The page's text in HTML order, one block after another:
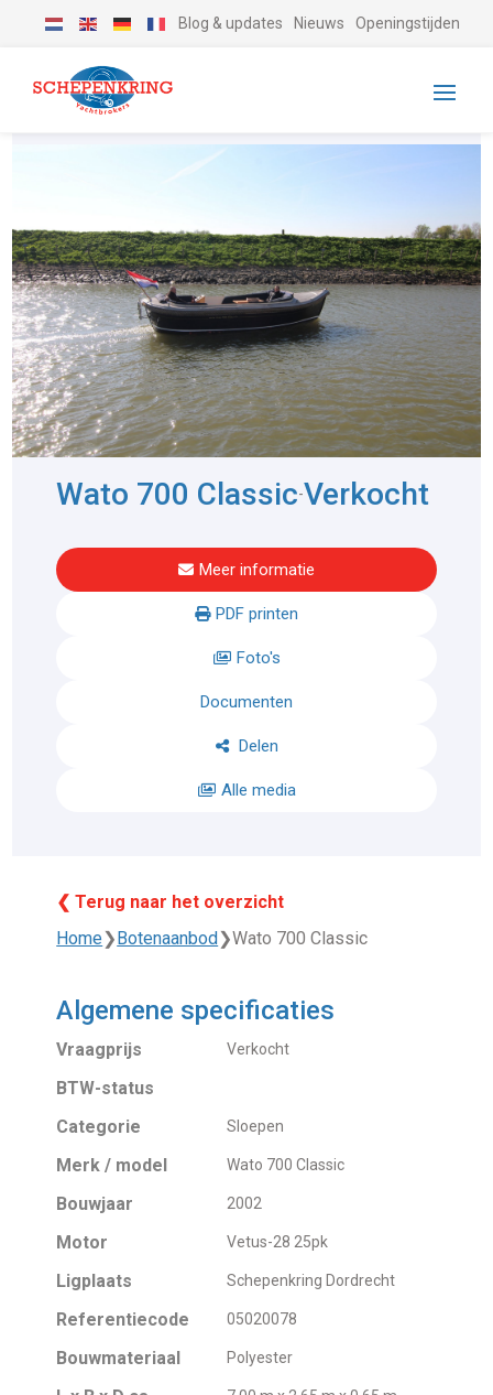
Blog & updates Nieuws Openingstijden
Wato 700 Classic-Verkocht
Meer informatie
PDF printen
Foto's
Documenten
Delen
Alle media
❮ Terug naar het overzicht
Home❯Botenaanbod❯Wato 700 Classic
Algemene specificaties
Vraagprijs Verkocht
BTW-status
Categorie
Sloepen
Merk / model Wato 700 Classic
Bouwjaar 2002
Motor Vetus-28 25pk
Ligplaats Schepenkring Dordrecht
Referentiecode 05020078
Bouwmateriaal Polyester